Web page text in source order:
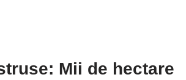
Mii de hectare